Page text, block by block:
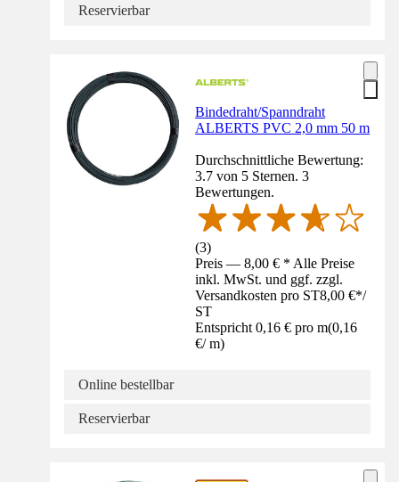
Reservierbar
Bindedraht/Spanndraht
ALBERTS PVC 2,0 mm 50 m
Durchschnittliche Bewertung:
3.7 von 5 Sternen. 3
Bewertungen.
(3)
Preis — 8,00 € * Alle Preise
inkl. MwSt. und ggf. zzgl.
Versandkosten pro ST8,00 €*/
ST
Entspricht 0,16 € pro m(0,16
€/ m)
Online bestellbar
Reservierbar